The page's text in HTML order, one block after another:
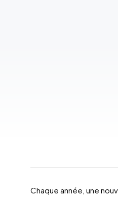
Chaque année, une